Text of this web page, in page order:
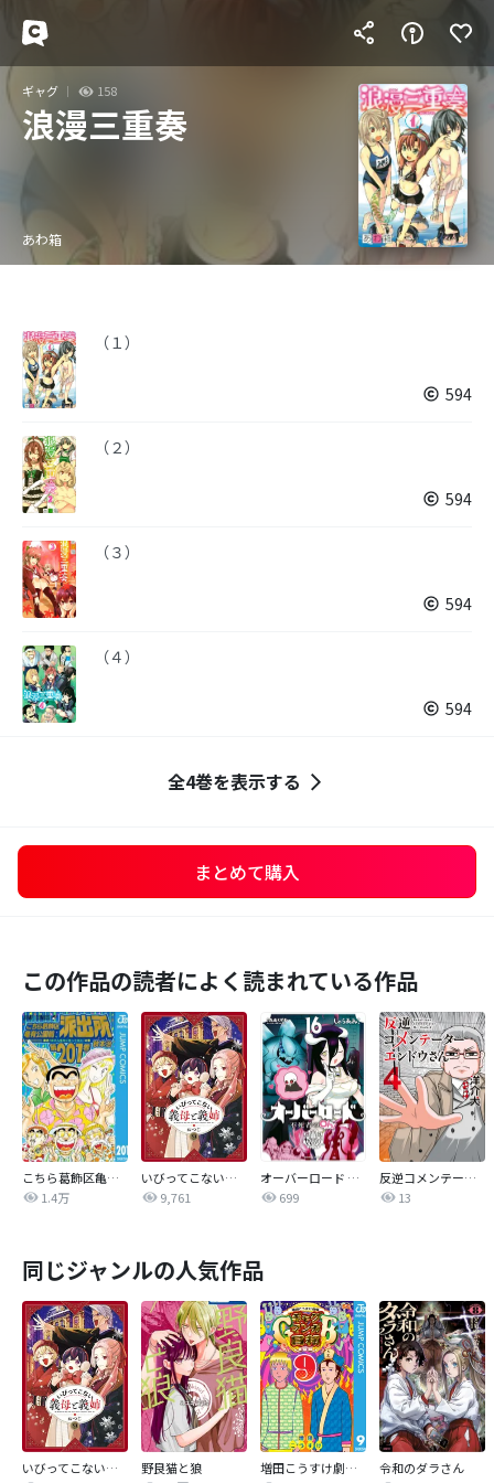
ギャグ 158
浪漫三重奏
あわ箱
（１）
594
（２）
594
（３）
594
（４）
594
全4巻を表示する
まとめて購入
この作品の読者によく読まれている作品
こちら葛飾区亀有公園前派出所
1.4万
いびってこない義母と義姉
9,761
オーバーロード 不死者のOh!
699
反逆コメンテーターエンドウさん
13
同じジャンルの人気作品
いびってこない義母と義姉
野良猫と狼
増田こうすけ劇場 ギャグマンガ日和GB
令和のダラさん